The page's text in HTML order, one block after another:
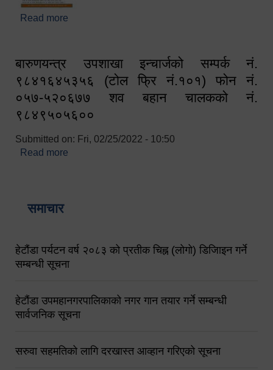
Read more
बारुणयन्त्र उपशाखा इन्चार्जको सम्पर्क नं.
९८४१६४५३५६ (टोल फ्रि नं.१०१) फोन नं.
०५७-५२०६७७ शव बहान चालकको नं.
९८४९५०५६००
Submitted on: Fri, 02/25/2022 - 10:50
Read more
समाचार
हेटौंडा पर्यटन वर्ष २०८३ को प्रतीक चिह्न (लोगो) डिजिाइन गर्ने
सम्बन्धी सूचना
हेटौंडा उपमहानगरपालिकाको नगर गान तयार गर्ने सम्बन्धी
सार्वजनिक सूचना
सरुवा सहमतिको लागि दरखास्त आव्हान गरिएको सूचना